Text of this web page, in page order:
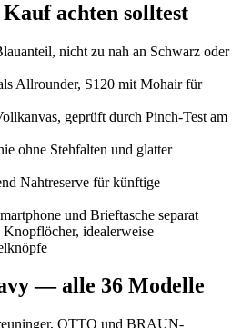
achten solltest
nicht zu nah an Schwarz oder
Allrounder, S120 mit Mohair für
geprüft durch Pinch-Test am
ohne Stehfalten und glatter
Nahtreserve für künftige
und Brieftasche separat
Knopflöcher, idealerweise
— alle 36 Modelle
OTTO und BRAUN-